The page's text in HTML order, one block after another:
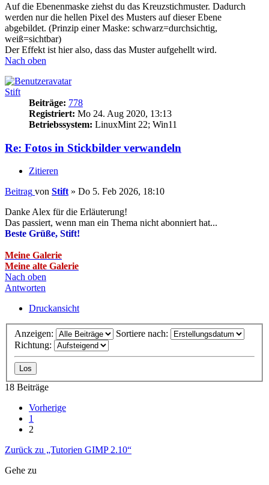
Auf die Ebenenmaske ziehst du das Kreuzstichmuster. Dadurch
werden nur die hellen Pixel des Musters auf dieser Ebene
abgebildet. (Prinzip einer Maske: schwarz=durchsichtig,
weiß=sichtbar)
Der Effekt ist hier also, dass das Muster aufgehellt wird.
Nach oben
Stift
Beiträge: 778
Registriert: Mo 24. Aug 2020, 13:13
Betriebssystem: LinuxMint 22; Win11
Re: Fotos in Stickbilder verwandeln
Zitieren
Beitrag von Stift » Do 5. Feb 2026, 18:10
Danke Alex für die Erläuterung!
Das passiert, wenn man ein Thema nicht abonniert hat...
Beste Grüße, Stift!
Meine Galerie
Meine alte Galerie
Nach oben
Antworten
Druckansicht
Anzeigen:
Sortiere nach:
Richtung:
18 Beiträge
Vorherige
1
2
Zurück zu „Tutorien GIMP 2.10“
Gehe zu